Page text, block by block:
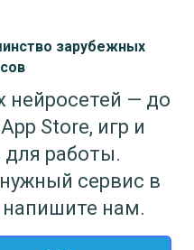
зарубежных
нейросетей — до
Store, игр и
работы.
сервис в
нам.